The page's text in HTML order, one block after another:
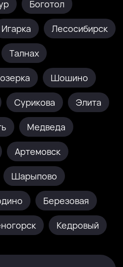
Боготол
Игарка Лесосибирск
Талнах
Шошино
Сурикова Элита
Медведа
Артемовск
Шарыпово
Березовая
Кедровый